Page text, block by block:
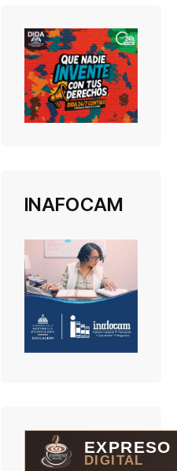
INAFOCAM
EXPRESO
DIGITAL